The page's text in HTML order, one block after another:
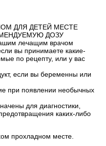
ДЛЯ ДЕТЕЙ МЕСТЕ
ДОЗУ
лечащим врачом
вы принимаете какие-
по рецепту, или у вас
если вы беременны или
при появлении необычных
для диагностики,
каких-либо
прохладном месте.